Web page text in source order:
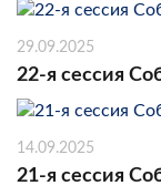
29.09.2025
22-я сессия
14.09.2025
21-я сессия